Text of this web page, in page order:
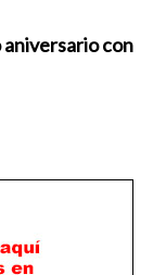
con